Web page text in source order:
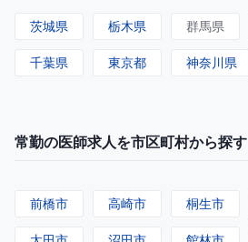
茨城県 栃木県 群馬県
千葉県 東京都 神奈川県
常勤の医師求人を市区町村から探す
前橋市 高崎市 桐生市